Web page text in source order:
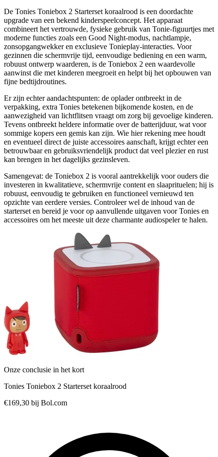
De Tonies Toniebox 2 Starterset koraalrood is een doordachte
upgrade van een bekend kinderspeelconcept. Het apparaat
combineert het vertrouwde, fysieke gebruik van Tonie-figuurtjes met
moderne functies zoals een Good Night-modus, nachtlampje,
zonsopgangwekker en exclusieve Tonieplay-interacties. Voor
gezinnen die schermvrije tijd, eenvoudige bediening en een warm,
robuust ontwerp waarderen, is de Toniebox 2 een waardevolle
aanwinst die met kinderen meegroeit en helpt bij het opbouwen van
fijne bedtijdroutines.
Er zijn echter aandachtspunten: de oplader ontbreekt in de
verpakking, extra Tonies betekenen bijkomende kosten, en de
aanwezigheid van lichtflitsen vraagt om zorg bij gevoelige kinderen.
Tevens ontbreekt heldere informatie over de batterijduur, wat voor
sommige kopers een gemis kan zijn. Wie hier rekening mee houdt
en eventueel direct de juiste accessoires aanschaft, krijgt echter een
betrouwbaar en gebruiksvriendelijk product dat veel plezier en rust
kan brengen in het dagelijks gezinsleven.
Samengevat: de Toniebox 2 is vooral aantrekkelijk voor ouders die
investeren in kwalitatieve, schermvrije content en slaaprituelen; hij is
robuust, eenvoudig te gebruiken en functioneel vernieuwd ten
opzichte van eerdere versies. Controleer wel de inhoud van de
starterset en bereid je voor op aanvullende uitgaven voor Tonies en
accessoires om het meeste uit deze charmante audiospeler te halen.
Onze conclusie in het kort
Tonies Toniebox 2 Starterset koraalrood
€169,30 bij Bol.com